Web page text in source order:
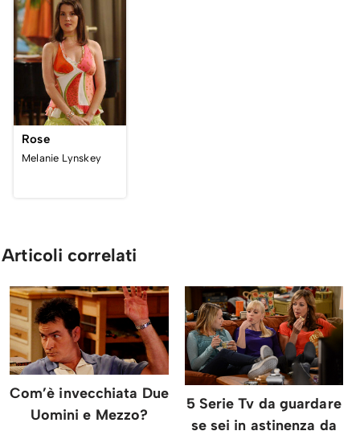
Rose
Melanie Lynskey
Articoli correlati
Com’è invecchiata Due
Uomini e Mezzo?
5 Serie Tv da guardare
se sei in astinenza da